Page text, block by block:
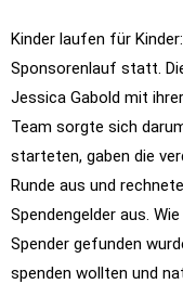
Kinder laufen für
Sponsorenlauf statt.
Jessica Gabold mit
Team sorgte sich
starteten, gaben die
Runde aus und
Spendengelder aus.
Spender gefunden
spenden wollten und